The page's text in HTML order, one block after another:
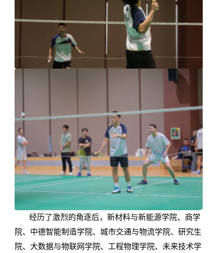
经历了激烈的角逐后，新材料与新能源学院、商学
院、中德智能制造学院、城市交通与物流学院、研究生
院、大数据与物联网学院、工程物理学院、未来技术学